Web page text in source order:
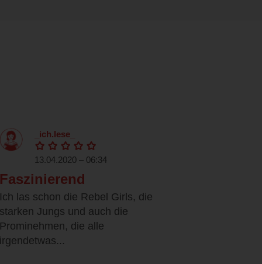
_ich.lese_
13.04.2020 – 06:34
Faszinierend
Ich las schon die Rebel Girls, die
starken Jungs und auch die
Prominehmen, die alle
irgendetwas...